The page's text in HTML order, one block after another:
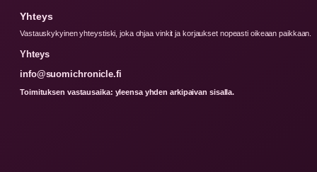
Yhteys
Vastauskykyinen yhteystiski, joka ohjaa vinkit ja korjaukset nopeasti oikeaan paikkaan.
Yhteys
info@suomichronicle.fi
Toimituksen vastausaika: yleensa yhden arkipaivan sisalla.